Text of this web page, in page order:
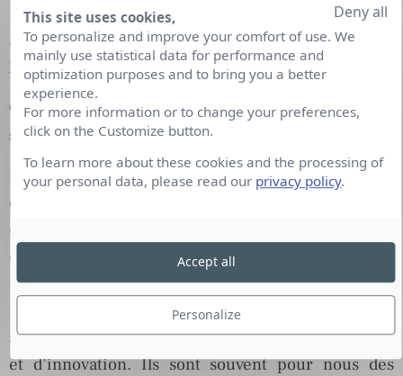
Ensuite, il fait son chemin ! Nous travaillons aussi
avec des médias solidaires qui relaient
l’information (20 Minutes, Le Monde, et autres).
Quelle est la place du web 2.0 et des réseaux
sociaux dans votre stratégie de communication ?
Essentielle pour communiquer quasiment en
direct avec les gens, les informer et nous informer,
être au plus près des réalités. Par ailleurs, en ce
qui concerne l’environnement, la consommation
responsable ou le mieux-vivre ensemble,
nombreux sont les blogueurs à se pencher sur ces
sujets et à être pionniers en matière de réflexion
et d’innovation. Ils sont souvent pour nous des
This site uses cookies,
To personalize and improve your comfort of use. We
mainly use statistical data for performance and
optimization purposes and to bring you a better
experience.
For more information or to change your preferences,
click on the Customize button.
To learn more about these cookies and the processing of
your personal data, please read our privacy policy.
Personalize
Deny all
Accept all